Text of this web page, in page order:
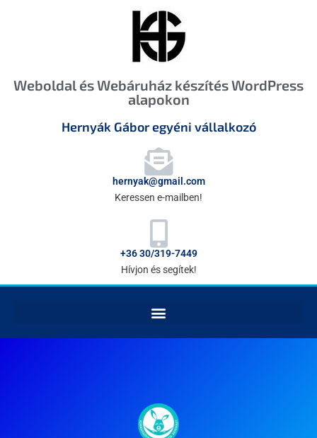
Weboldal és Webáruház készítés WordPress
alapokon
Hernyák Gábor egyéni vállalkozó
hernyak@gmail.com
Keressen e-mailben!
+36 30/319-7449
Hívjon és segítek!